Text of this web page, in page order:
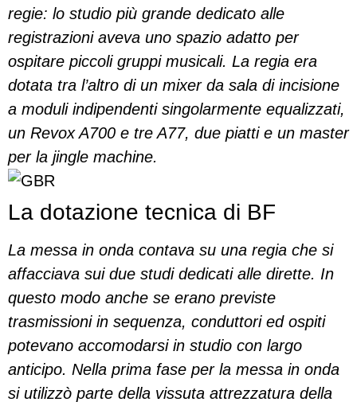
regie: lo studio più grande dedicato alle
registrazioni aveva uno spazio adatto per
ospitare piccoli gruppi musicali. La regia era
dotata tra l’altro di un mixer da sala di incisione
a moduli indipendenti singolarmente equalizzati,
un Revox A700 e tre A77, due piatti e un master
per la jingle machine.
La dotazione tecnica di BF
La messa in onda contava su una regia che si
affacciava sui due studi dedicati alle dirette. In
questo modo anche se erano previste
trasmissioni in sequenza, conduttori ed ospiti
potevano accomodarsi in studio con largo
anticipo. Nella prima fase per la messa in onda
si utilizzò parte della vissuta attrezzatura della